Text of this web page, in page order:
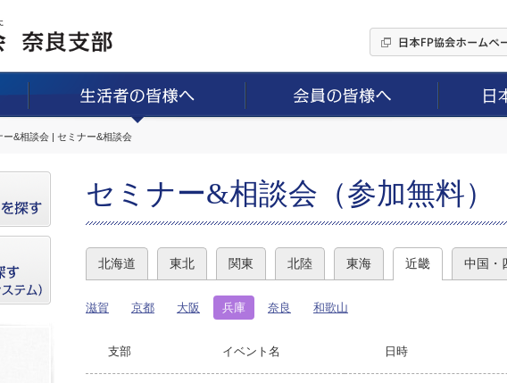
ー&相談会 | セミナー&相談会
セミナー&相談会（参加無料）
北海道 東北 関東 北陸 東海 近畿 中国・
滋賀 京都 大阪 兵庫 奈良 和歌山
支部 イベント名 日時